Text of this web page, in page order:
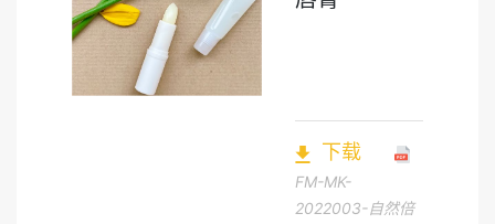
下载
FM-MK-
2022003-自然倍